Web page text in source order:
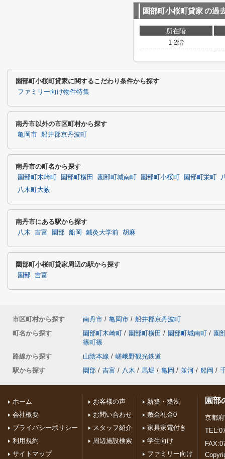
園部町小桜町貸家の過
所在階
1-2階
園部町小桜町貸家に関するこだわり条件から探す
ファミリー向け物件特集
南丹市以外の市区町村から探す
亀岡市 船井郡京丹波町
南丹市の町名から探す
園部町木崎町 園部町横田 園部町城南町 園部町小桜町 園部町栄町
八木町大薮
南丹市にある駅から探す
八木 吉富 園部 船岡 鍼灸大学前 胡麻
園部町小桜町貸家周辺の駅から探す
園部 吉富
市区町村から探す 南丹市 / 亀岡市 / 船井郡京丹波町
町名から探す
園部町木崎町 / 園部町横田 / 園部町城南町 / 園
篠町篠
路線から探す
山陰本線 / 嵯峨野観光鉄道
駅から探す
園部 / 吉富 / 八木 / 馬堀 / 亀岡 / 並河 / 船岡 /
ホーム
会社概要
プライバシーポリシー
利用規約
サイトマップ
お客様の声
お問い合わせ
スタッフ紹介
周辺施設検索
新築・築浅
敷金礼金0
家具家電付き
学生向け
ファミリー向け
園部
京都